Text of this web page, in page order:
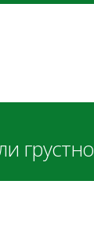
грустно